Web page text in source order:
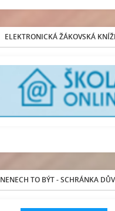
ELEKTRONICKÁ ŽÁKOVSKÁ
NENECH TO BÝT - SCHRÁNKA